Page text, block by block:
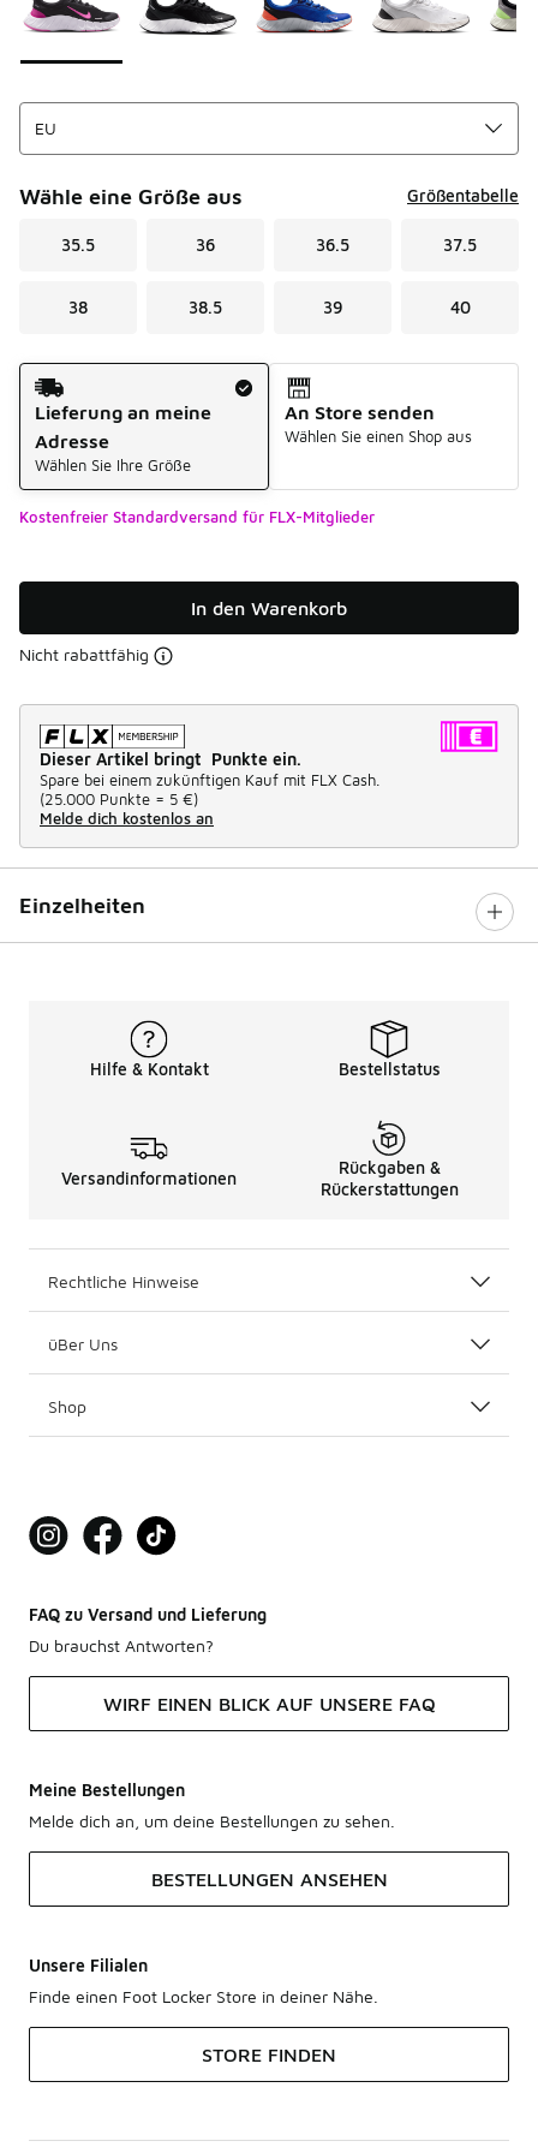
Wähle eine Größe aus Größentabelle
35.5 36 36.5 37.5
38 38.5 39 40
Versandart
Lieferung an meine
Adresse
Wählen Sie Ihre Größe
An Store senden
Wählen Sie einen Shop aus
Kostenfreier Standardversand für FLX-Mitglieder
In den Warenkorb
Nicht rabattfähig
Dieser Artikel bringt Punkte ein.
Spare bei einem zukünftigen Kauf mit FLX Cash.
(25.000 Punkte = 5 €)
Melde dich kostenlos an
Einzelheiten
Hilfe & Kontakt Bestellstatus
Versandinformationen
Rückgaben &
Rückerstattungen
Rechtliche Hinweise
üBer Uns
Shop
FAQ zu Versand und Lieferung
Du brauchst Antworten?
WIRF EINEN BLICK AUF UNSERE FAQ
Meine Bestellungen
Melde dich an, um deine Bestellungen zu sehen.
BESTELLUNGEN ANSEHEN
Unsere Filialen
Finde einen Foot Locker Store in deiner Nähe.
STORE FINDEN